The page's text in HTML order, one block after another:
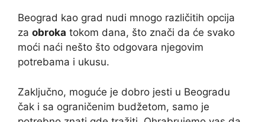
Beograd kao grad nudi mnogo različitih opcija
za obroka tokom dana, što znači da će svako
moći naći nešto što odgovara njegovim
potrebama i ukusu.
Zaključno, moguće je dobro jesti u Beogradu
čak i sa ograničenim budžetom, samo je